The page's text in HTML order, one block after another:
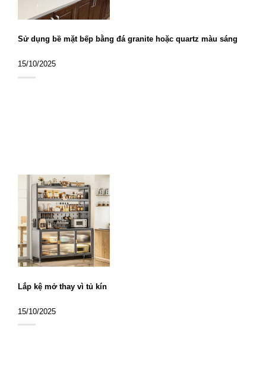
Sử dụng bề mặt bếp bằng đá granite hoặc quartz màu sáng
15/10/2025
Lắp kệ mở thay vì tủ kín
15/10/2025